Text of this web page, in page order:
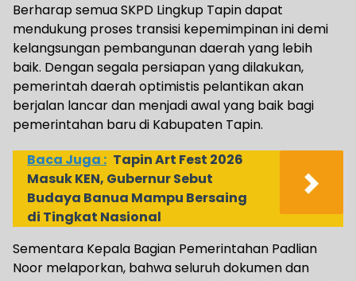
Berharap semua SKPD Lingkup Tapin dapat
mendukung proses transisi kepemimpinan ini demi
kelangsungan pembangunan daerah yang lebih
baik. Dengan segala persiapan yang dilakukan,
pemerintah daerah optimistis pelantikan akan
berjalan lancar dan menjadi awal yang baik bagi
pemerintahan baru di Kabupaten Tapin.
Baca Juga : Tapin Art Fest 2026
Masuk KEN, Gubernur Sebut
Budaya Banua Mampu Bersaing
di Tingkat Nasional
Sementara Kepala Bagian Pemerintahan Padlian
Noor melaporkan, bahwa seluruh dokumen dan